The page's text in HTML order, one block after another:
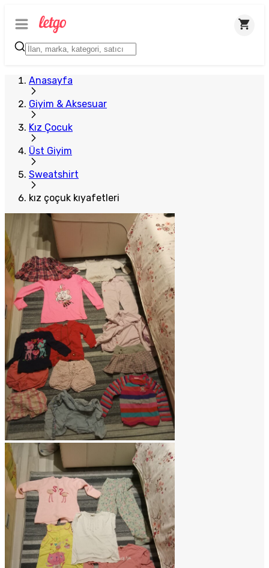
Anasayfa
Giyim & Aksesuar
Kız Çocuk
Üst Giyim
Sweatshirt
kız çoçuk kıyafetleri